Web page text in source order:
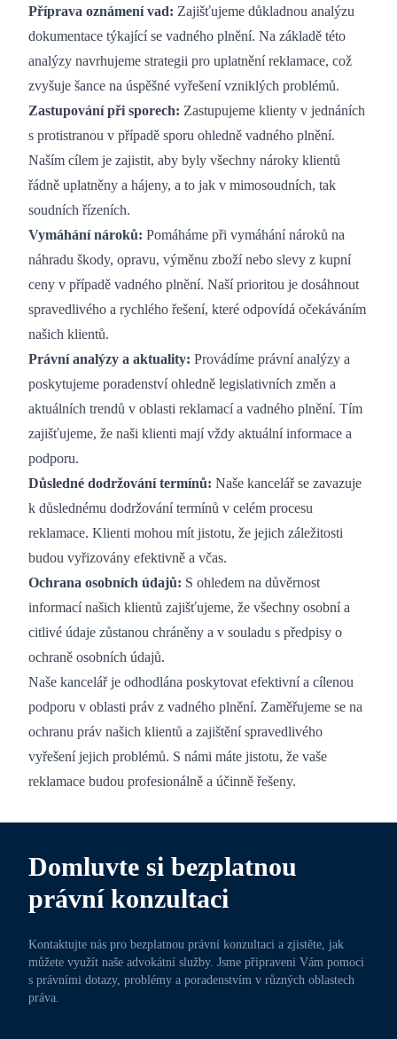
Příprava oznámení vad: Zajišťujeme důkladnou analýzu
dokumentace týkající se vadného plnění. Na základě této
analýzy navrhujeme strategii pro uplatnění reklamace, což
zvyšuje šance na úspěšné vyřešení vzniklých problémů.
Zastupování při sporech: Zastupujeme klienty v jednáních
s protistranou v případě sporu ohledně vadného plnění.
Naším cílem je zajistit, aby byly všechny nároky klientů
řádně uplatněny a hájeny, a to jak v mimosoudních, tak
soudních řízeních.
Vymáhání nároků: Pomáháme při vymáhání nároků na
náhradu škody, opravu, výměnu zboží nebo slevy z kupní
ceny v případě vadného plnění. Naší prioritou je dosáhnout
spravedlivého a rychlého řešení, které odpovídá očekáváním
našich klientů.
Právní analýzy a aktuality: Provádíme právní analýzy a
poskytujeme poradenství ohledně legislativních změn a
aktuálních trendů v oblasti reklamací a vadného plnění. Tím
zajišťujeme, že naši klienti mají vždy aktuální informace a
podporu.
Důsledné dodržování termínů: Naše kancelář se zavazuje
k důslednému dodržování termínů v celém procesu
reklamace. Klienti mohou mít jistotu, že jejich záležitosti
budou vyřizovány efektivně a včas.
Ochrana osobních údajů: S ohledem na důvěrnost
informací našich klientů zajišťujeme, že všechny osobní a
citlivé údaje zůstanou chráněny a v souladu s předpisy o
ochraně osobních údajů.
Naše kancelář je odhodlána poskytovat efektivní a cílenou
podporu v oblasti práv z vadného plnění. Zaměřujeme se na
ochranu práv našich klientů a zajištění spravedlivého
vyřešení jejich problémů. S námi máte jistotu, že vaše
reklamace budou profesionálně a účinně řešeny.
Domluvte si bezplatnou
právní konzultaci
Kontaktujte nás pro bezplatnou právní konzultaci a zjistěte, jak
můžete využít naše advokátní služby. Jsme připraveni Vám pomoci
s právními dotazy, problémy a poradenstvím v různých oblastech
práva.